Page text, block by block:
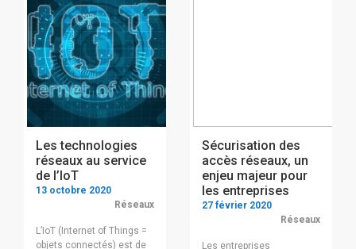
utilisés par internet. Il
induit, par ailleurs, une
latence de transit (temps
de transmission des
signaux entre la terre et
les satellites). Avant
d’expliquer […]
Les technologies
réseaux au service
de l’IoT
13 octobre 2020
Réseaux
L’IoT (Internet of Things =
objets connectés) est de
Sécurisation des
accès réseaux, un
enjeu majeur pour
les entreprises
27 février 2020
Réseaux
Les entreprises